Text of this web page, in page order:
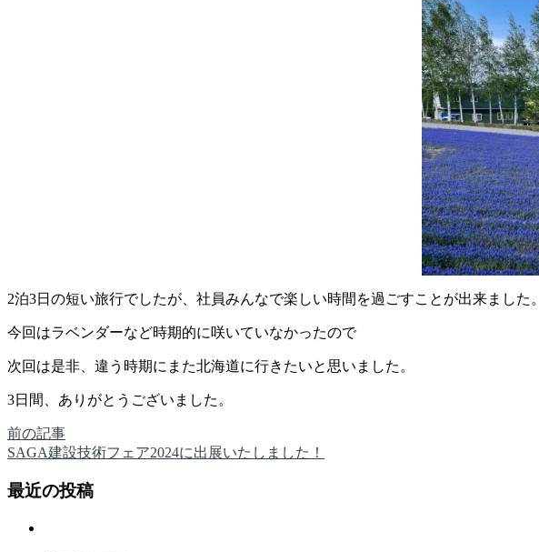
2泊3日の短い旅行でしたが、社員みんなで楽しい時間を過ごすことが出来ました。
今回はラベンダーなど時期的に咲いていなかったので
次回は是非、違う時期にまた北海道に行きたいと思いました。
3日間、ありがとうございました。
前の記事
SAGA建設技術フェア2024に出展いたしました！
最近の投稿